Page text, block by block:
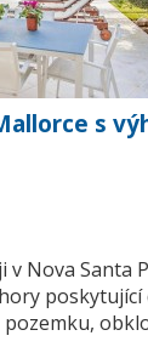
s
v Nova Santa
poskytující